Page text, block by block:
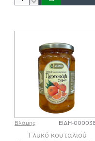
Βλάμης ΕΙΔΗ-
Γλυκό κουταλιού